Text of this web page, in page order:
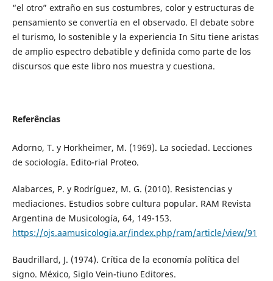
“el otro” extraño en sus costumbres, color y estructuras de
pensamiento se convertía en el observado. El debate sobre
el turismo, lo sostenible y la experiencia In Situ tiene aristas
de amplio espectro debatible y definida como parte de los
discursos que este libro nos muestra y cuestiona.
Referências
Adorno, T. y Horkheimer, M. (1969). La sociedad. Lecciones
de sociología. Edito-rial Proteo.
Alabarces, P. y Rodríguez, M. G. (2010). Resistencias y
mediaciones. Estudios sobre cultura popular. RAM Revista
Argentina de Musicología, 64, 149-153.
https://ojs.aamusicologia.ar/index.php/ram/article/view/91
Baudrillard, J. (1974). Crítica de la economía política del
signo. México, Siglo Vein-tiuno Editores.